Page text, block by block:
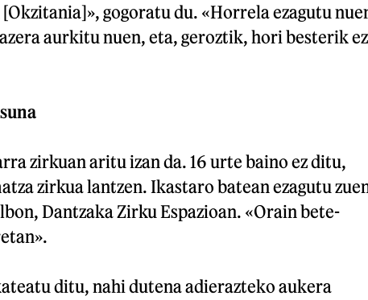
gogoratu du. «Horrela ezagutu
aurkitu nuen, eta, geroztik, hori besterik ez
zirkuan aritu izan da. 16 urte baino ez ditu,
zirkua lantzen. Ikastaro batean ezagutu
Dantzaka Zirku Espazioan. «Orain bete-
ditu, nahi dutena adierazteko aukera